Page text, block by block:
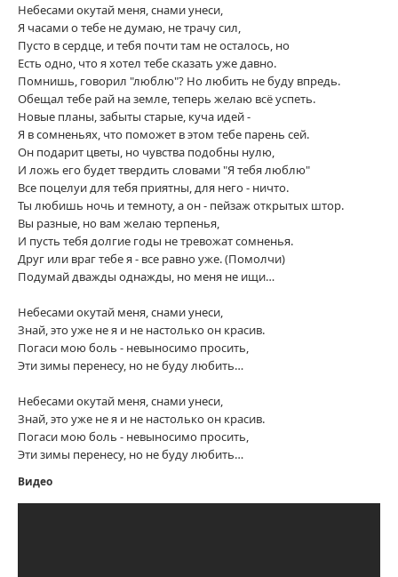
Небесами окутай меня, снами унеси,
Я часами о тебе не думаю, не трачу сил,
Пусто в сердце, и тебя почти там не осталось, но
Есть одно, что я хотел тебе сказать уже давно.
Помнишь, говорил "люблю"? Но любить не буду впредь.
Обещал тебе рай на земле, теперь желаю всё успеть.
Новые планы, забыты старые, куча идей -
Я в сомненьях, что поможет в этом тебе парень сей.
Он подарит цветы, но чувства подобны нулю,
И ложь его будет твердить словами "Я тебя люблю"
Все поцелуи для тебя приятны, для него - ничто.
Ты любишь ночь и темноту, а он - пейзаж открытых штор.
Вы разные, но вам желаю терпенья,
И пусть тебя долгие годы не тревожат сомненья.
Друг или враг тебе я - все равно уже. (Помолчи)
Подумай дважды однажды, но меня не ищи…
Небесами окутай меня, снами унеси,
Знай, это уже не я и не настолько он красив.
Погаси мою боль - невыносимо просить,
Эти зимы перенесу, но не буду любить…
Небесами окутай меня, снами унеси,
Знай, это уже не я и не настолько он красив.
Погаси мою боль - невыносимо просить,
Эти зимы перенесу, но не буду любить…
Видео